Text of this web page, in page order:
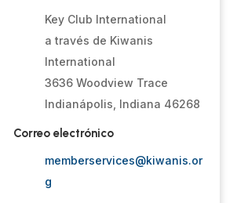
Key Club International
a través de Kiwanis
International
3636 Woodview Trace
Indianápolis, Indiana 46268
Correo electrónico
memberservices@kiwanis.or
g